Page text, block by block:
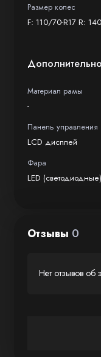
продвинутую
с нетерпением
Размер колес
F: 110/70-R17 R:
Дополнительно
Материал рамы
-
Панель управления
LCD дисплей
Фара
LED (светодиодные)
Отзывы 0
Нет отзывов об